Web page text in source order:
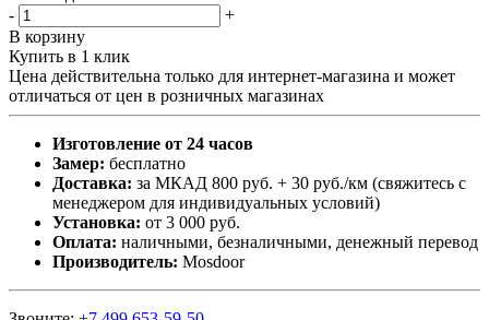
-
+
В корзину
Купить в 1 клик
Цена действительна только для интернет-магазина и может
отличаться от цен в розничных магазинах
Изготовление от 24 часов
Замер: бесплатно
Доставка: за МКАД 800 руб. + 30 руб./км (свяжитесь с
менеджером для индивидуальных условий)
Установка: от 3 000 руб.
Оплата: наличными, безналичными, денежный перевод
Производитель: Mosdoor